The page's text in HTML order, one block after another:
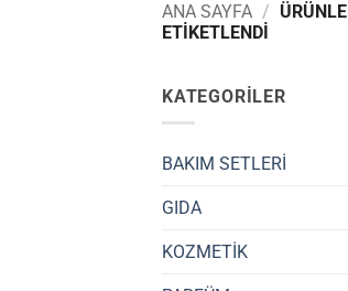
ANA SAYFA /
ETIKETLENDI
KATEGORILER
BAKIM SETLERİ
GIDA
KOZMETİK